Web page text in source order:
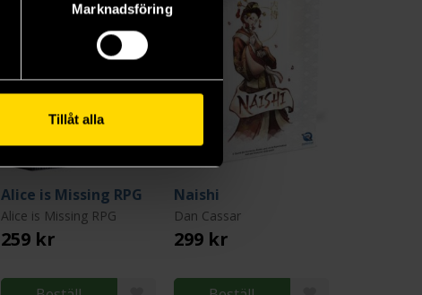
Marknadsföring
Tillåt alla
Alice is Missing RPG
Alice is Missing RPG
259 kr
Naishi
Dan Cassar
299 kr